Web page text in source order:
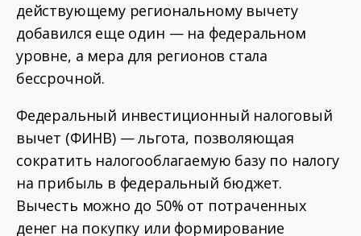
действующему региональному вычету
добавился еще один — на федеральном
уровне, а мера для регионов стала
бессрочной.
Федеральный инвестиционный налоговый
вычет (ФИНВ) — льгота, позволяющая
сократить налогооблагаемую базу по налогу
на прибыль в федеральный бюджет.
Вычесть можно до 50% от потраченных
денег на покупку или формирование